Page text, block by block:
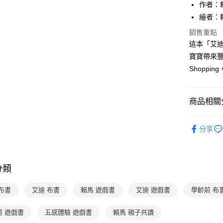
大哥付你
相關說明
【大哥付
2.付款方
流程，驗
消。如遇
1.分期款
用戶於交
AFTEE先
相關說明
【關於「
１．簡單
２．便利
【「
※ 請注意
付款後全
國內宅配/
作者：
繪者：
銷售重點
這本「艾
寶寶帶來
Shopping
商品相關
分享
類
書 艾迪 布書 賴馬 遊戲書 艾迪 遊戲書 學齡前 布
遊戲書 五感體驗 遊戲書 賴馬 親子共讀